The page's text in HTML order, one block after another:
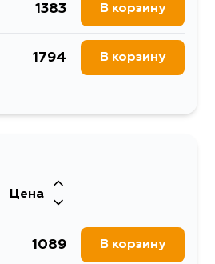
1383 В корзину
1794 В корзину
Цена
1089 В корзину